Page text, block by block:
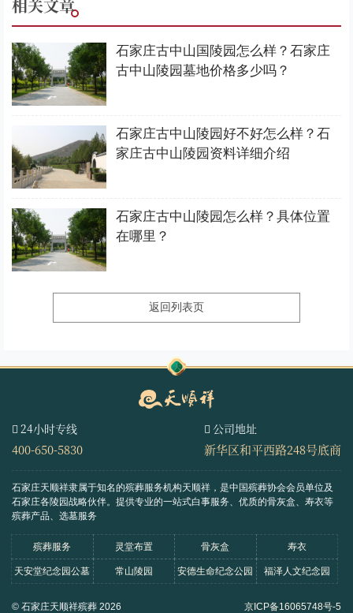
相关文章
石家庄古中山国陵园怎么样？石家庄
古中山陵园墓地价格多少吗？
石家庄古中山陵园好不好怎么样？石
家庄古中山陵园资料详细介绍
石家庄古中山陵园怎么样？具体位置
在哪里？
返回列表页
24小时专线
400-650-5830
公司地址
新华区和平西路248号底商
石家庄天顺祥隶属于知名的殡葬服务机构天顺祥，是中国殡葬协会会员单位及
石家庄各陵园战略伙伴。 提供专业的一站式白事服务、优质的骨灰盒、寿衣等
殡葬产品、选墓服务
殡葬服务 灵堂布置 骨灰盒 寿衣
天安堂纪念园公墓 常山陵园 安德生命纪念公园 福泽人文纪念园
© 石家庄天顺祥殡葬 2026 京ICP备16065748号-5